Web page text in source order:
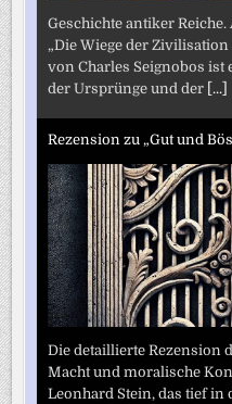
Geschichte antiker
„Die Wiege der Zivilisation
von Charles Seignobos
der Ursprünge und der [...]
Rezension zu „Gut und
Die detaillierte Rezension
Macht und moralische
Leonhard Stein, das tief